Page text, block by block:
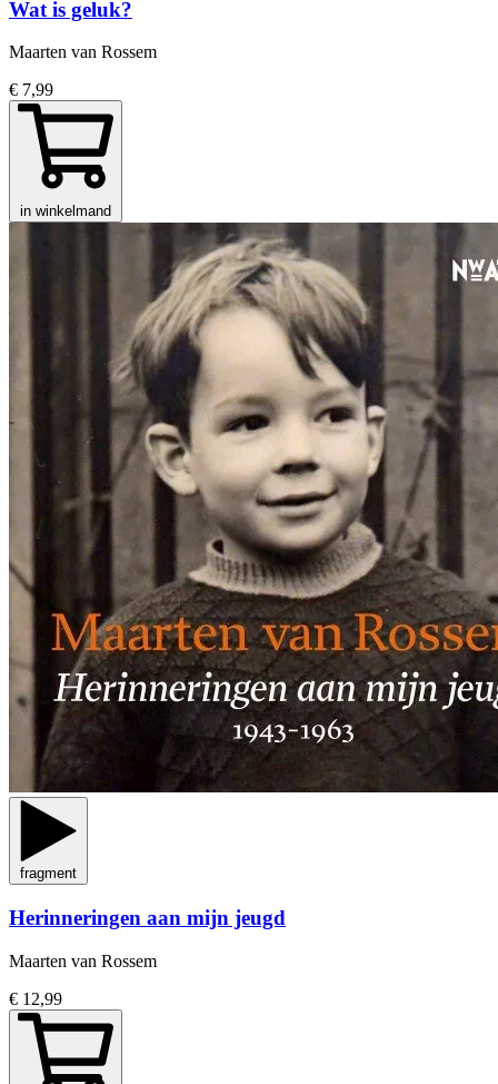
Wat is geluk?
Maarten van Rossem
€ 7,99
in winkelmand
fragment
Herinneringen aan mijn jeugd
Maarten van Rossem
€ 12,99